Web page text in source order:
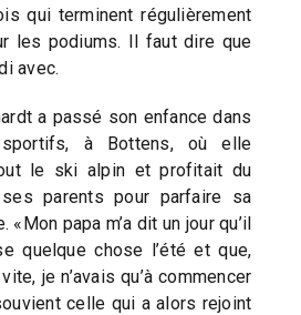
qui terminent régulièrement
les podiums. Il faut dire que
avec.
a passé son enfance dans
à Bottens, où elle
le ski alpin et profitait du
parents pour parfaire sa
papa m’a dit un jour qu’il
quelque chose l’été et que,
je n’avais qu’à commencer
celle qui a alors rejoint